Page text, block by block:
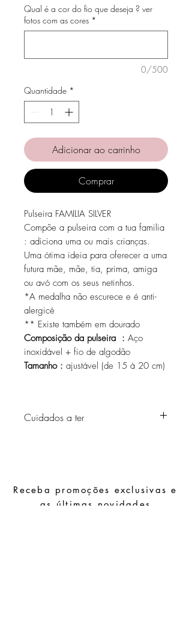
Qual é a cor do fio que deseja ? ver
fotos com as cores *
0/500
Quantidade *
Adicionar ao carrinho
Comprar
Pulseira FAMILIA SILVER
Compõe a pulseira com a tua familia
: adiciona uma ou mais crianças.
Uma ótima ideia para oferecer a uma
futura mãe, mãe, tia, prima, amiga
ou avó com os seus netinhos.
*A medalha não escurece e é anti-
alergicé
** Existe também em dourado
Composição da pulseira : Aço
inoxidável + fio de algodão
Tamanho : ajustável (de 15 à 20 cm)
Cuidados a ter
Guarde as suas peças num local seco e
evite juntá-las com peças de fácil
Receba promoções exclusivas e
as últimas novidades